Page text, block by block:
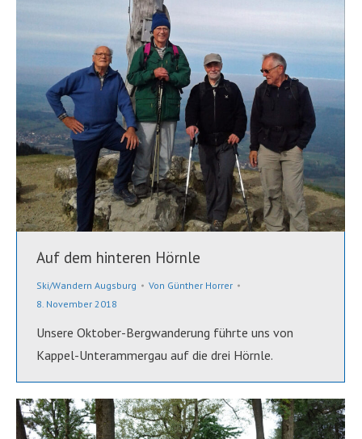
Auf dem hinteren Hörnle
Ski/Wandern Augsburg Von Günther Horrer
8. November 2018
Unsere Oktober-Bergwanderung führte uns von
Kappel-Unterammergau auf die drei Hörnle.